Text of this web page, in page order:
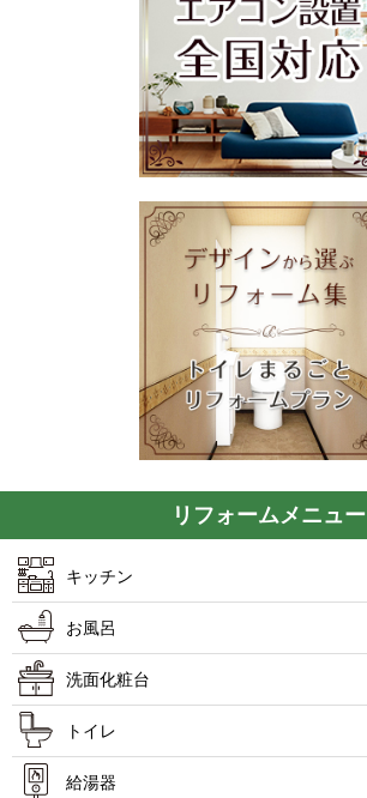
リフォームメニュー
キッチン
お風呂
洗面化粧台
トイレ
給湯器